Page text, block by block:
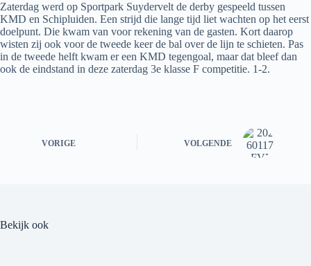
Zaterdag werd op Sportpark Suydervelt de derby gespeeld tussen
KMD en Schipluiden. Een strijd die lange tijd liet wachten op het eerst
doelpunt. Die kwam van voor rekening van de gasten. Kort daarop
wisten zij ook voor de tweede keer de bal over de lijn te schieten. Pas
in de tweede helft kwam er een KMD tegengoal, maar dat bleef dan
ook de eindstand in deze zaterdag 3e klasse F competitie. 1-2.
VORIGE VOLGENDE
Bekijk ook